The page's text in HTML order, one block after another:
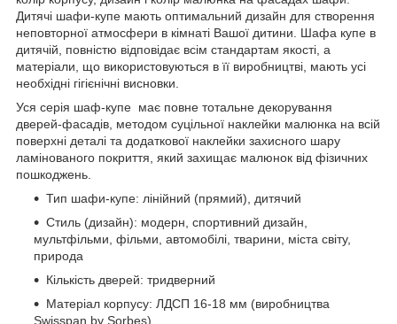
Дитячі шафи-купе мають оптимальний дизайн для створення
неповторної атмосфери в кімнаті Вашої дитини. Шафа купе в
дитячій, повністю відповідає всім стандартам якості, а
матеріали, що використовуються в її виробництві, мають усі
необхідні гігієнічні висновки.
Уся серія шаф-купе має повне тотальне декорування
дверей-фасадів, методом суцільної наклейки малюнка на всій
поверхні деталі та додаткової наклейки захисного шару
ламінованого покриття, який захищає малюнок від фізичних
пошкоджень.
Тип шафи-купе: лінійний (прямий), дитячий
Стиль (дизайн): модерн, спортивний дизайн,
мультфільми, фільми, автомобілі, тварини, міста світу,
природа
Кількість дверей: тридверний
Матеріал корпусу: ЛДСП 16-18 мм (виробництва
Swisspan by Sorbes)